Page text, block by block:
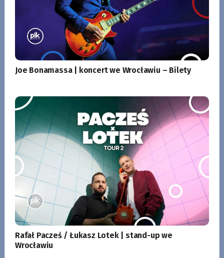
Joe Bonamassa | koncert we Wrocławiu – Bilety
Rafał Pacześ / Łukasz Lotek | stand-up we
Wrocławiu